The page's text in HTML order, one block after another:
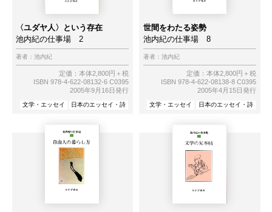
〈ユダヤ人〉という存在
池内紀の仕事場 2
著者： 池内紀
定価：本体2,800円＋税
ISBN 978-4-622-08132-6 C0395
2005年9月16日発行
文学・エッセイ 日本のエッセイ・詩
世間をわたる姿勢
池内紀の仕事場 8
著者： 池内紀
定価：本体2,800円＋税
ISBN 978-4-622-08138-8 C0395
2005年4月15日発行
文学・エッセイ 日本のエッセイ・詩